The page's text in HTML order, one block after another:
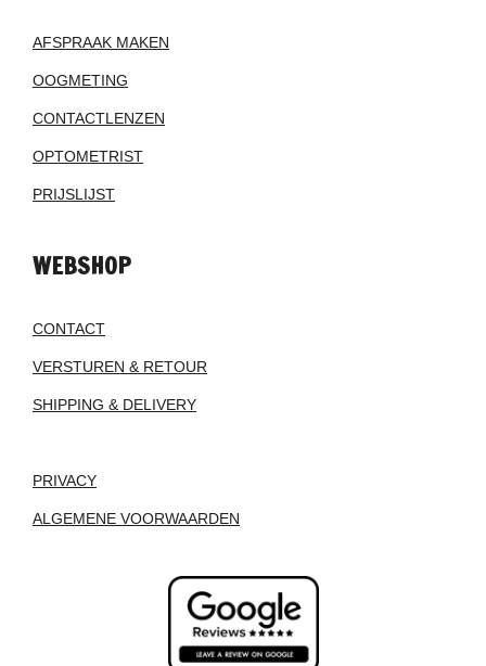
AFSPRAAK MAKEN
OOGMETING
CONTACTLENZEN
OPTOMETRIST
PRIJSLIJST
WEBSHOP
CONTACT
VERSTUREN & RETOUR
SHIPPING & DELIVERY
PRIVACY
ALGEMENE VOORWAARDEN